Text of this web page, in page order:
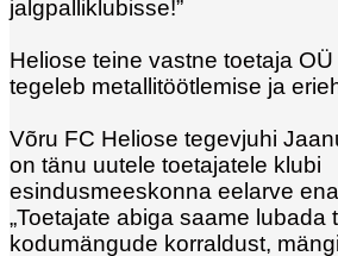
jalgpalliklubisse!”
Heliose teine vastne toetaja
tegeleb metallitöötlemise ja
Võru FC Heliose tegevjuhi
on tänu uutele toetajatele klubi
esindusmeeskonna eelarve
„Toetajate abiga saame lubada
kodumängude korraldust,